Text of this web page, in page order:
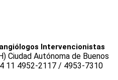
Intervencionistas
Ciudad Autónoma de Buenos
11 4952-2117 / 4953-7310